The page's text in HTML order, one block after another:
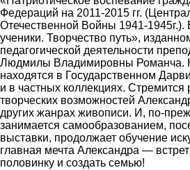
Федераций на 2011-2015 гг.
Отечественной Войны 1941-1945г.).
ученики. Творчество путь»,
педагогической деятельности
Людмилы Владимировны Романча.
находятся в Государственном
и в частных коллекциях. Стремится
творческих возможностей
других жанрах живописи. И, по-
занимается самообразованием,
выставки, продолжает обучение
главная мечта Александра —
половинку и создать семью!